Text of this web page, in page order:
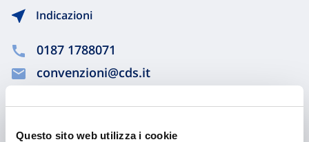
Questo sito web utilizza i cookie
Indicazioni
0187 1788071
convenzioni@cds.it